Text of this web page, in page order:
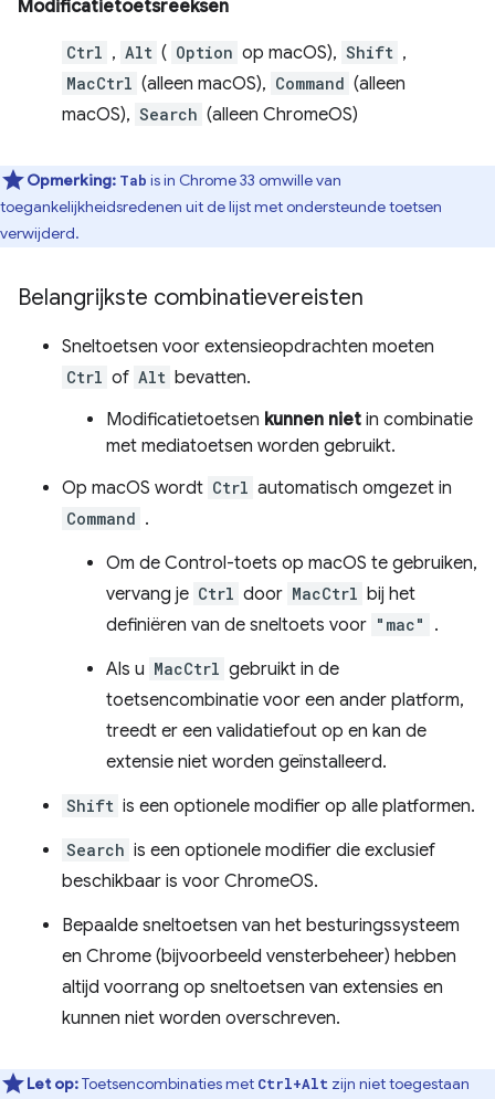
Modificatietoetsreeksen
Ctrl , Alt ( Option op macOS), Shift ,
MacCtrl (alleen macOS), Command (alleen
macOS), Search (alleen ChromeOS)
Opmerking: Tab is in Chrome 33 omwille van
toegankelijkheidsredenen uit de lijst met ondersteunde toetsen
verwijderd.
Belangrijkste combinatievereisten
Sneltoetsen voor extensieopdrachten moeten
Ctrl of Alt bevatten.
Modificatietoetsen kunnen niet in combinatie
met mediatoetsen worden gebruikt.
Op macOS wordt Ctrl automatisch omgezet in
Command .
Om de Control-toets op macOS te gebruiken,
vervang je Ctrl door MacCtrl bij het
definiëren van de sneltoets voor "mac"
.
Als u MacCtrl gebruikt in de
toetsencombinatie voor een ander platform,
treedt er een validatiefout op en kan de
extensie niet worden geïnstalleerd.
Shift is een optionele modifier op alle platformen.
Search is een optionele modifier die exclusief
beschikbaar is voor ChromeOS.
Bepaalde sneltoetsen van het besturingssysteem
en Chrome (bijvoorbeeld vensterbeheer) hebben
altijd voorrang op sneltoetsen van extensies en
kunnen niet worden overschreven.
Let op:Toetsencombinaties met Ctrl+Alt zijn niet toegestaan ​​